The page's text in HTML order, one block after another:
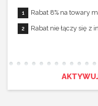
Rabat 8% na towary
Rabat nie łączy się z